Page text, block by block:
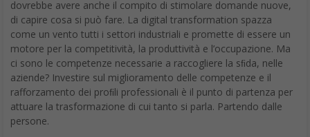
dovrebbe avere anche il compito di stimolare domande nuove,
di capire cosa si può fare. La digital transformation spazza
come un vento tutti i settori industriali e promette di essere un
motore per la competitività, la produttività e l’occupazione. Ma
ci sono le competenze necessarie a raccogliere la sﬁda, nelle
aziende? Investire sul miglioramento delle competenze e il
rafforzamento dei proﬁli professionali è il punto di partenza per
attuare la trasformazione di cui tanto si parla. Partendo dalle
persone.